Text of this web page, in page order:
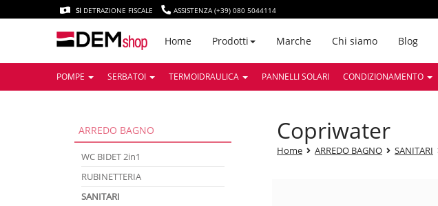
SI DETRAZIONE FISCALE ASSISTENZA (+39) 080 5044114
Home Prodotti Marche Chi siamo Blog
POMPE SERBATOI TERMOIDRAULICA PANNELLI SOLARI CONDIZIONAMENTO
ARREDO BAGNO
WC BIDET 2in1
RUBINETTERIA
SANITARI
copriwater
Home ARREDO BAGNO SANITARI